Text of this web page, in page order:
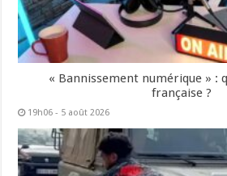
« Bannissement numérique » :
française ?
19h06 - 5 août 2026